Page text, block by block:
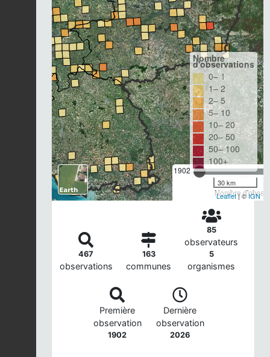
1902
Nombre
Nombre
d'observations
0– 1
1– 2
2– 5
5– 10
10– 20
20– 50
50– 100
100+
30 km
Leaflet| ©IGN
467
observations
163
communes
85
observateurs
5
organismes
Première
observation
1902
Dernière
observation
2026